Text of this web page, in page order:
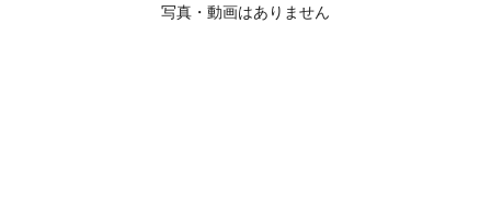
写真・動画はありません